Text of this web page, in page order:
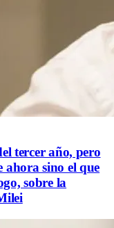
tercer año, pero
ahora sino el que
sobre la